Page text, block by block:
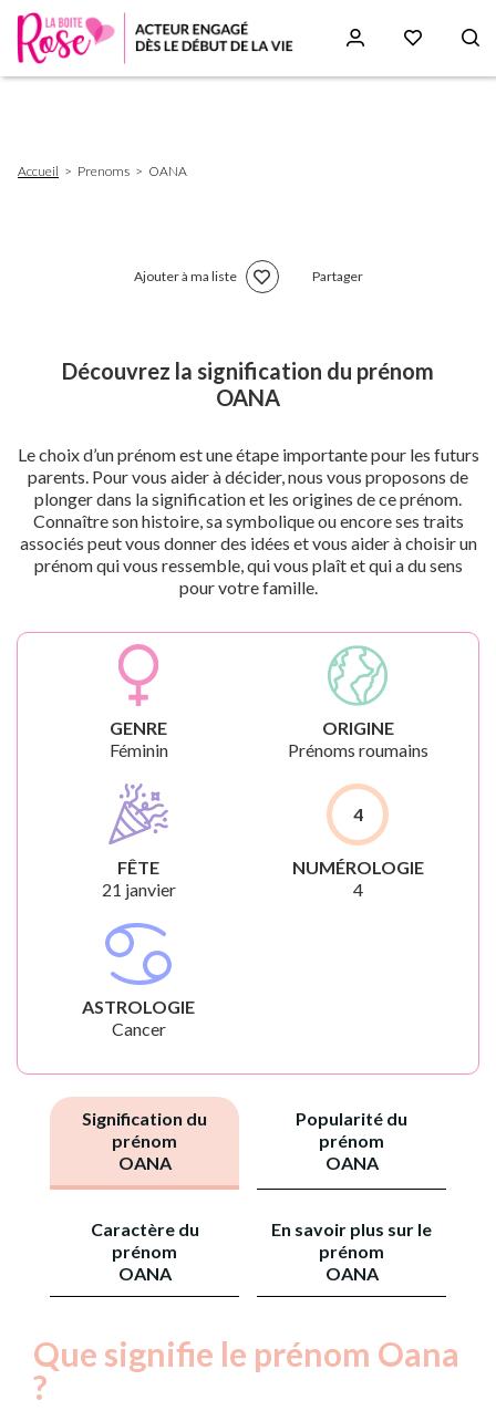
d'Ariane
Accueil Prenoms OANA
Ajouter à ma liste Partager
Découvrez la signification du prénom
OANA
Le choix d’un prénom est une étape importante pour les futurs
parents. Pour vous aider à décider, nous vous proposons de
plonger dans la signification et les origines de ce prénom.
Connaître son histoire, sa symbolique ou encore ses traits
associés peut vous donner des idées et vous aider à choisir un
prénom qui vous ressemble, qui vous plaît et qui a du sens
pour votre famille.
GENRE
Féminin
ORIGINE
Prénoms roumains
FÊTE
21 janvier
4
NUMÉROLOGIE
4
ASTROLOGIE
Cancer
Signification du
prénom
OANA
Popularité du
prénom
OANA
Caractère du
prénom
OANA
En savoir plus sur le
prénom
OANA
Que signifie le prénom Oana
?